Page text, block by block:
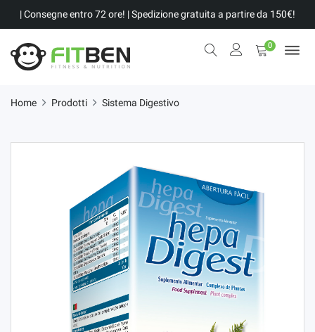
| Consegne entro 72 ore! | Spedizione gratuita a partire da 150€!
0
Home Prodotti Sistema Digestivo